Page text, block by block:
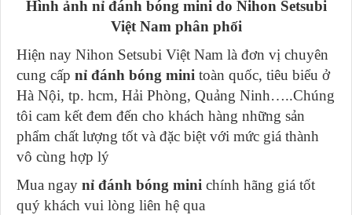
Hình ảnh nỉ đánh bóng mini do Nihon Setsubi
Việt Nam phân phối
Hiện nay Nihon Setsubi Việt Nam là đơn vị chuyên
cung cấp nỉ đánh bóng mini toàn quốc, tiêu biểu ở
Hà Nội, tp. hcm, Hải Phòng, Quảng Ninh…..Chúng
tôi cam kết đem đến cho khách hàng những sản
phẩm chất lượng tốt và đặc biệt với mức giá thành
vô cùng hợp lý
Mua ngay nỉ đánh bóng mini chính hãng giá tốt
quý khách vui lòng liên hệ qua